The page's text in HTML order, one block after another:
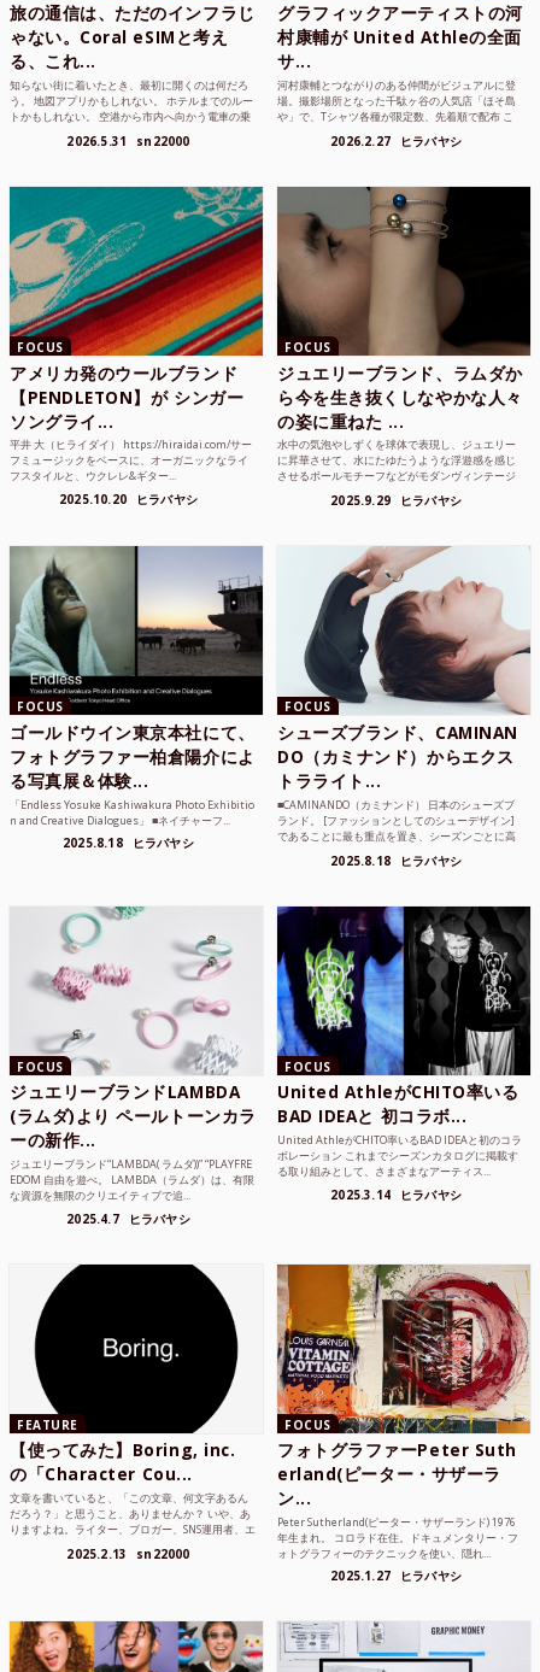
旅の通信は、ただのインフラじ
ゃない。Coral eSIMと考え
る、これ...
知らない街に着いたとき、最初に開くのは何だろ
う。 地図アプリかもしれない。 ホテルまでのルー
トかもしれない。 空港から市内へ向かう電車の乗
2026.5.31 sn22000
グラフィックアーティストの河
村康輔が United Athleの全面
サ...
河村康輔とつながりのある仲間がビジュアルに登
場。撮影場所となった千駄ヶ谷の人気店「ほそ島
や」で、Tシャツ各種が限定数、先着順で配布 こ
2026.2.27 ヒラバヤシ
FOCUS
アメリカ発のウールブランド
【PENDLETON】が シンガー
ソングライ...
平井 大（ヒライダイ） https://hiraidai.com/サー
フミュージックをベースに、オーガニックなライ
フスタイルと、ウクレレ&ギター...
2025.10.20 ヒラバヤシ
FOCUS
ジュエリーブランド、ラムダか
ら今を生き抜くしなやかな人々
の姿に重ねた ...
水中の気泡やしずくを球体で表現し、ジュエリー
に昇華させて、水にたゆたうような浮遊感を感じ
させるボールモチーフなどがモダンヴィンテージ
2025.9.29 ヒラバヤシ
FOCUS
ゴールドウイン東京本社にて、
フォトグラファー柏倉陽介によ
る写真展＆体験...
「Endless Yosuke Kashiwakura Photo Exhibitio
n and Creative Dialogues」 ■ネイチャーフ...
2025.8.18 ヒラバヤシ
FOCUS
シューズブランド、CAMINAN
DO（カミナンド）からエクス
トラライト...
■CAMINANDO（カミナンド） 日本のシューズブ
ランド。 [ファッションとしてのシューデザイン]
であることに最も重点を置き、シーズンごとに高
2025.8.18 ヒラバヤシ
FOCUS
ジュエリーブランドLAMBDA
(ラムダ)より ペールトーンカラ
ーの新作...
ジュエリーブランド“LAMBDA( ラムダ))” “PLAYFRE
EDOM 自由を遊べ。 LAMBDA（ラムダ）は、有限
な資源を無限のクリエイティブで追...
2025.4.7 ヒラバヤシ
FOCUS
United AthleがCHITO率いる
BAD IDEAと 初コラボ...
United AthleがCHITO率いるBAD IDEAと初のコラ
ボレーション これまでシーズンカタログに掲載す
る取り組みとして、さまざまなアーティス...
2025.3.14 ヒラバヤシ
FEATURE
【使ってみた】Boring, inc.
の「Character Cou...
文章を書いていると、「この文章、何文字あるん
だろう？」と思うこと、ありませんか？ いや、あ
りますよね。ライター、ブロガー、SNS運用者、エ
2025.2.13 sn22000
FOCUS
フォトグラファーPeter Suth
erland(ピーター・サザーラ
ン...
Peter Sutherland(ピーター・サザーランド) 1976
年生まれ。 コロラド在住。ドキュメンタリー・フ
ォトグラフィーのテクニックを使い、隠れ...
2025.1.27 ヒラバヤシ